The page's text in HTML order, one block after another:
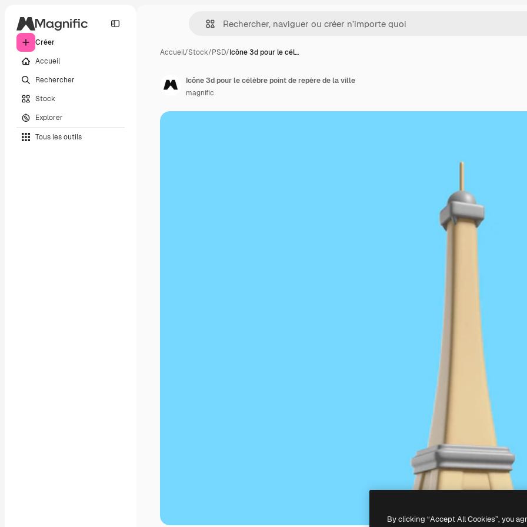
Créer
Accueil
Rechercher
Stock
Explorer
Tous les outils
Accueil/Stock/PSD/Icône 3d pour le cél…
Icône 3d pour le célèbre point de repère de la ville
magnific
By clicking “Accept All Cookies”, you